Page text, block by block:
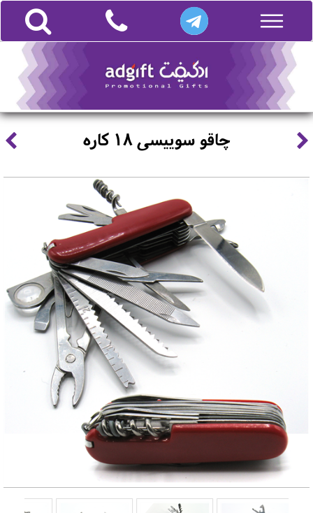
چاقو سوییسی 18 کاره